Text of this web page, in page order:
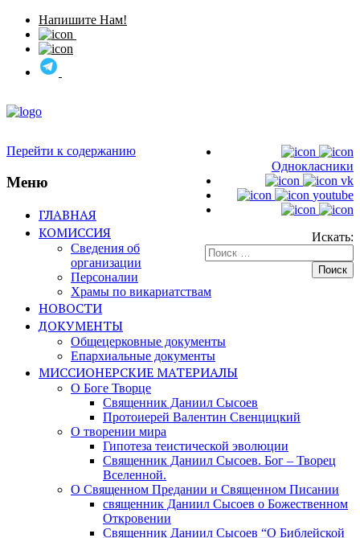
Напишите Нам!
Однокласники
vk
youtube
Искать:
Перейти к содержанию
Меню
ГЛАВНАЯ
КОМИССИЯ
Сведения об
организации
Персоналии
Храмы по викариатствам
НОВОСТИ
ДОКУМЕНТЫ
Общецерковные документы
Епархиальные документы
МИССИОНЕРСКИЕ МАТЕРИАЛЫ
О Боге Творце
Священник Даниил Сысоев
Протоиерей Валентин Свенцицкий
О творении мира
Гипотеза теистической эволюции
Священник Даниил Сысоев. Бог – Творец
Вселенной.
О Священном Предании и Священном Писании
священник Даниил Сысоев о Божественном
Откровении
Священник Даниил Сысоев “О Библейской